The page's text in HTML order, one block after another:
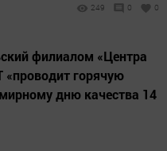
249 0 0
филиалом «Центра
«проводит горячую
дню качества 14